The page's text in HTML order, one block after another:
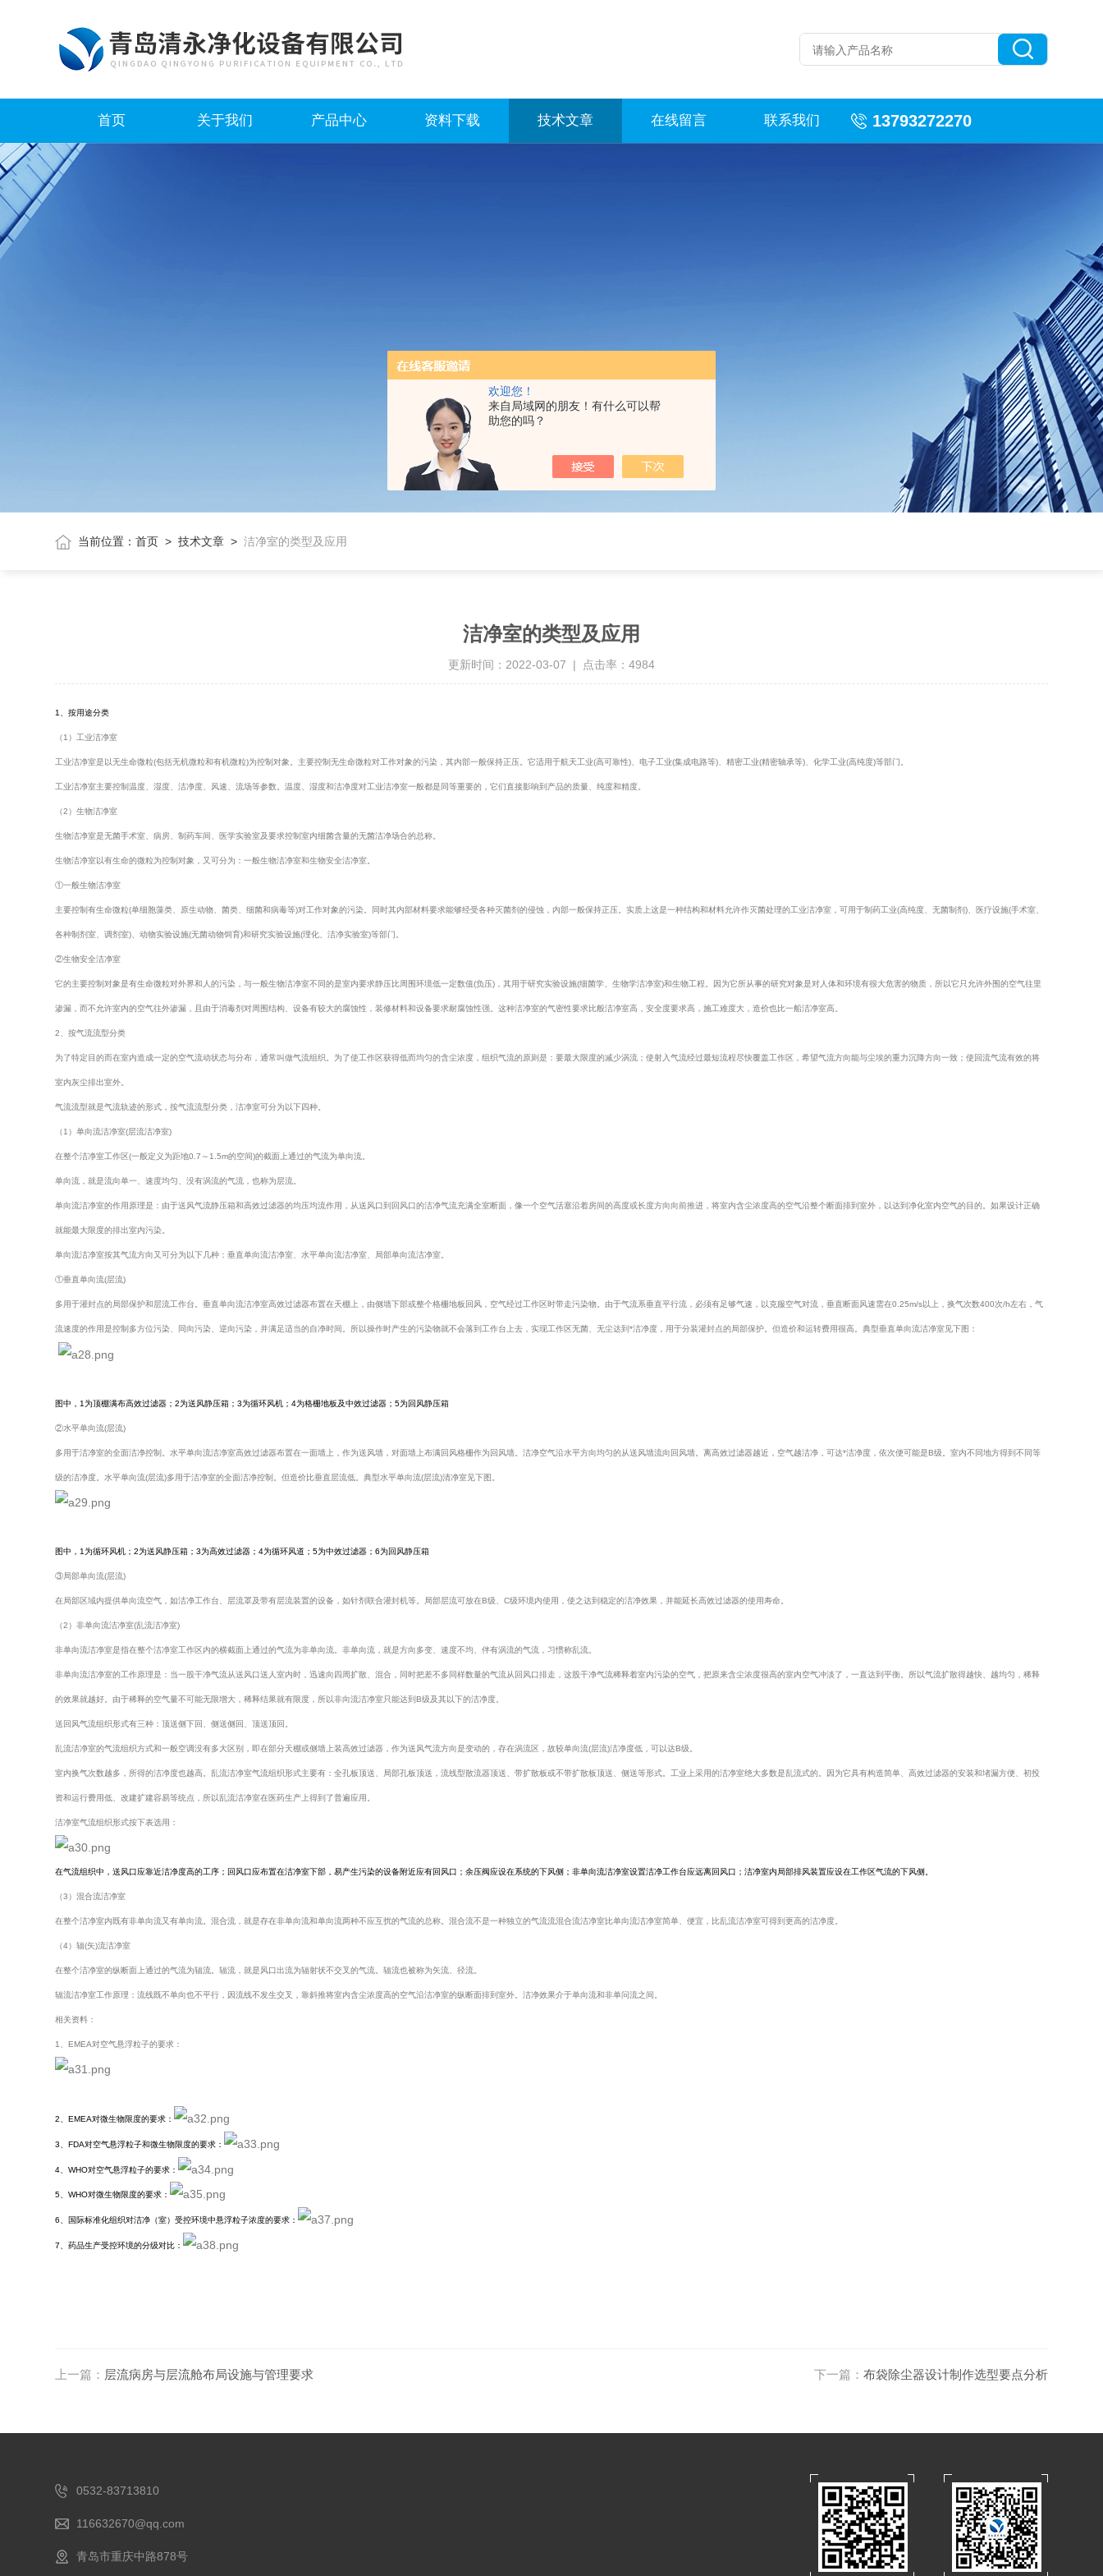
欢迎您！
来自局域网的朋友！有什么可以帮
助您的吗？
首页 关于我们 产品中心 资料下载 技术文章 在线留言 联系我们 13793272270
当前位置：首页 >技术文章 >洁净室的类型及应用
洁净室的类型及应用
更新时间：2022-03-07 | 点击率：4984
1、按用途分类
（1）工业洁净室
工业洁净室是以无生命微粒(包括无机微粒和有机微粒)为控制对象。主要控制无生命微粒对工作对象的污染，其内部一般保持正压。它适用于航天工业(高可靠性)、电子工业(集成电路等)、精密工业(精密轴承等)、化学工业(高纯度)等部门。
工业洁净室主要控制温度、湿度、洁净度、风速、流场等参数。温度、湿度和洁净度对工业洁净室一般都是同等重要的，它们直接影响到产品的质量、纯度和精度。
（2）生物洁净室
生物洁净室是无菌手术室、病房、制药车间、医学实验室及要求控制室内细菌含量的无菌洁净场合的总称。
生物洁净室以有生命的微粒为控制对象，又可分为：一般生物洁净室和生物安全洁净室。
①一般生物洁净室
主要控制有生命微粒(单细胞藻类、原生动物、菌类、细菌和病毒等)对工作对象的污染。同时其内部材料要求能够经受各种灭菌剂的侵蚀，内部一般保持正压。实质上这是一种结构和材料允许作灭菌处理的工业洁净室，可用于制药工业(高纯度、无菌制剂)、医疗设施(手术室、
各种制剂室、调剂室)、动物实验设施(无菌动物饲育)和研究实验设施(理化、洁净实验室)等部门。
②生物安全洁净室
它的主要控制对象是有生命微粒对外界和人的污染，与一般生物洁净室不同的是室内要求静压比周围环境低一定数值(负压)，其用于研究实验设施(细菌学、生物学洁净室)和生物工程。因为它所从事的研究对象是对人体和环境有很大危害的物质，所以它只允许外围的空气往里
渗漏，而不允许室内的空气往外渗漏，且由于消毒剂对周围结构、设备有较大的腐蚀性，装修材料和设备要求耐腐蚀性强。这种洁净室的气密性要求比般洁净室高，安全度要求高，施工难度大，造价也比一船洁净室高。
2、按气流流型分类
为了特定目的而在室内造成一定的空气流动状态与分布，通常叫做气流组织。为了使工作区获得低而均匀的含尘浓度，组织气流的原则是：要最大限度的减少涡流；使射入气流经过最短流程尽快覆盖工作区，希望气流方向能与尘埃的重力沉降方向一致；使回流气流有效的将
室内灰尘排出室外。
气流流型就是气流轨迹的形式，按气流流型分类，洁净室可分为以下四种。
（1）单向流洁净室(层流洁净室)
在整个洁净室工作区(一般定义为距地0.7～1.5m的空间)的截面上通过的气流为单向流。
单向流，就是流向单一、速度均匀、没有涡流的气流，也称为层流。
单向流洁净室的作用原理是：由于送风气流静压箱和高效过滤器的均压均流作用，从送风口到回风口的洁净气流充满全室断面，像一个空气活塞沿着房间的高度或长度方向向前推进，将室内含尘浓度高的空气沿整个断面排到室外，以达到净化室内空气的目的。如果设计正确
就能最大限度的排出室内污染。
单向流洁净室按其气流方向又可分为以下几种：垂直单向流洁净室、水平单向流洁净室、局部单向流洁净室。
①垂直单向流(层流)
多用于灌封点的局部保护和层流工作台。垂直单向流洁净室高效过滤器布置在天棚上，由侧墙下部或整个格栅地板回风，空气经过工作区时带走污染物。由于气流系垂直平行流，必须有足够气速，以克服空气对流，垂直断面风速需在0.25m/s以上，换气次数400次/h左右，气
流速度的作用是控制多方位污染、同向污染、逆向污染，并满足适当的自净时间。所以操作时产生的污染物就不会落到工作台上去，实现工作区无菌、无尘达到*洁净度，用于分装灌封点的局部保护。但造价和运转费用很高。典型垂直单向流洁净室见下图：
图中，1为顶棚满布高效过滤器；2为送风静压箱；3为循环风机；4为格栅地板及中效过滤器；5为回风静压箱
②水平单向流(层流)
多用于洁净室的全面洁净控制。水平单向流洁净室高效过滤器布置在一面墙上，作为送风墙，对面墙上布满回风格栅作为回风墙。洁净空气沿水平方向均匀的从送风墙流向回风墙。离高效过滤器越近，空气越洁净，可达*洁净度，依次便可能是B级。室内不同地方得到不同等
级的洁净度。水平单向流(层流)多用于洁净室的全面洁净控制。但造价比垂直层流低。典型水平单向流(层流)清净室见下图。
图中，1为循环风机；2为送风静压箱；3为高效过滤器；4为循环风道；5为中效过滤器；6为回风静压箱
③局部单向流(层流)
在局部区域内提供单向流空气，如洁净工作台、层流罩及带有层流装置的设备，如针剂联合灌封机等。局部层流可放在B级、C级环境内使用，使之达到稳定的洁净效果，并能延长高效过滤器的使用寿命。
（2）非单向流洁净室(乱流洁净室)
非单向流洁净室是指在整个洁净室工作区内的横截面上通过的气流为非单向流。非单向流，就是方向多变、速度不均、伴有涡流的气流，习惯称乱流。
非单向流洁净室的工作原理是：当一股干净气流从送风口送人室内时，迅速向四周扩散、混合，同时把差不多同样数量的气流从回风口排走，这股干净气流稀释着室内污染的空气，把原来含尘浓度很高的室内空气冲淡了，一直达到平衡。所以气流扩散得越快、越均匀，稀释
的效果就越好。由于稀释的空气量不可能无限增大，稀释结果就有限度，所以非向流洁净室只能达到B级及其以下的洁净度。
送回风气流组织形式有三种：顶送侧下回、侧送侧回、顶送顶回。
乱流洁净室的气流组织方式和一般空调没有多大区别，即在部分天棚或侧墙上装高效过滤器，作为送风气流方向是变动的，存在涡流区，故较单向流(层流)洁净度低，可以达B级。
室内换气次数越多，所得的洁净度也越高。乱流洁净室气流组织形式主要有：全孔板顶送、局部孔板顶送，流线型散流器顶送、带扩散板或不带扩散板顶送、侧送等形式。工业上采用的洁净室绝大多数是乱流式的。因为它具有构造简单、高效过滤器的安装和堵漏方便、初投
资和运行费用低、改建扩建容易等统点，所以乱流洁净室在医药生产上得到了普遍应用。
洁净室气流组织形式按下表选用：
在气流组织中，送风口应靠近洁净度高的工序；回风口应布置在洁净室下部，易产生污染的设备附近应有回风口；余压阀应设在系统的下风侧；非单向流洁净室设置洁净工作台应远离回风口；洁净室内局部排风装置应设在工作区气流的下风侧。
（3）混合流洁净室
在整个洁净室内既有非单向流又有单向流。混合流，就是存在非单向流和单向流两种不应互扰的气流的总称。混合流不是一种独立的气流流混合流洁净室比单向流洁净室简单、便宜，比乱流洁净室可得到更高的洁净度。
（4）辐(矢)流洁净室
在整个洁净室的纵断面上通过的气流为辐流。辐流，就是风口出流为辐射状不交叉的气流。辐流也被称为矢流、径流。
辐流洁净室工作原理：流线既不单向也不平行，因流线不发生交叉，靠斜推将室内含尘浓度高的空气沿洁净室的纵断面排到室外。洁净效果介于单向流和非单问流之间。
相关资料：
1、EMEA对空气悬浮粒子的要求：
2、EMEA对微生物限度的要求：
3、FDA对空气悬浮粒子和微生物限度的要求：
4、WHO对空气悬浮粒子的要求：
5、WHO对微生物限度的要求：
6、国际标准化组织对洁净（室）受控环境中悬浮粒子浓度的要求：
7、药品生产受控环境的分级对比：
上一篇： 层流病房与层流舱布局设施与管理要求 下一篇： 布袋除尘器设计制作选型要点分析
0532-83713810
116632670@qq.com
青岛市重庆中路878号